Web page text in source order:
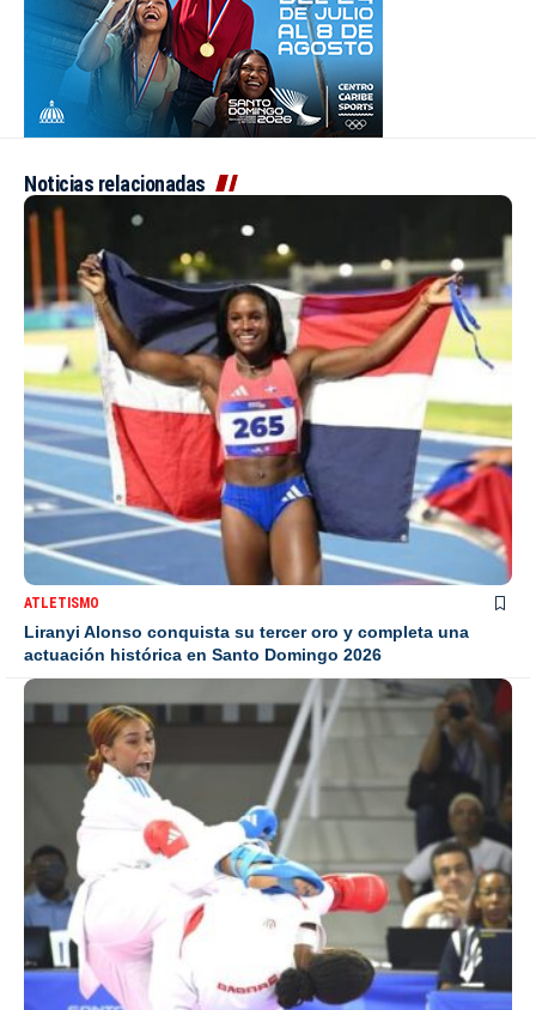
Noticias relacionadas
ATLETISMO
Liranyi Alonso conquista su tercer oro y completa una
actuación histórica en Santo Domingo 2026